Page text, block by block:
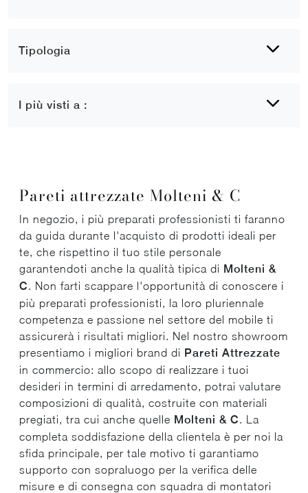
Tipologia
I più visti a :
Pareti attrezzate Molteni & C
In negozio, i più preparati professionisti ti faranno
da guida durante l'acquisto di prodotti ideali per
te, che rispettino il tuo stile personale
garantendoti anche la qualità tipica di Molteni &
C. Non farti scappare l'opportunità di conoscere i
più preparati professionisti, la loro pluriennale
competenza e passione nel settore del mobile ti
assicurerà i risultati migliori. Nel nostro showroom
presentiamo i migliori brand di Pareti Attrezzate
in commercio: allo scopo di realizzare i tuoi
desideri in termini di arredamento, potrai valutare
composizioni di qualità, costruite con materiali
pregiati, tra cui anche quelle Molteni & C. La
completa soddisfazione della clientela è per noi la
sfida principale, per tale motivo ti garantiamo
supporto con sopraluogo per la verifica delle
misure e di consegna con squadra di montatori